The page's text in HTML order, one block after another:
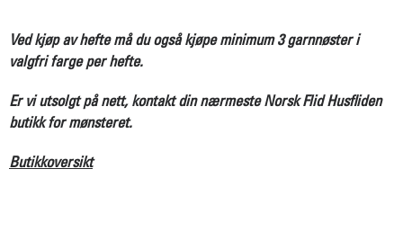
Ved kjøp av hefte må du også kjøpe minimum 3 garnnøster i
valgfri farge per hefte.
Er vi utsolgt på nett, kontakt din nærmeste Norsk Flid Husfliden
butikk for mønsteret.
Butikkoversikt